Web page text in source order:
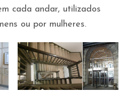
cada andar, utilizados
ou por mulheres.